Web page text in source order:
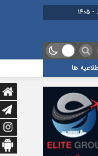
ها
بیمه و ترانزیت